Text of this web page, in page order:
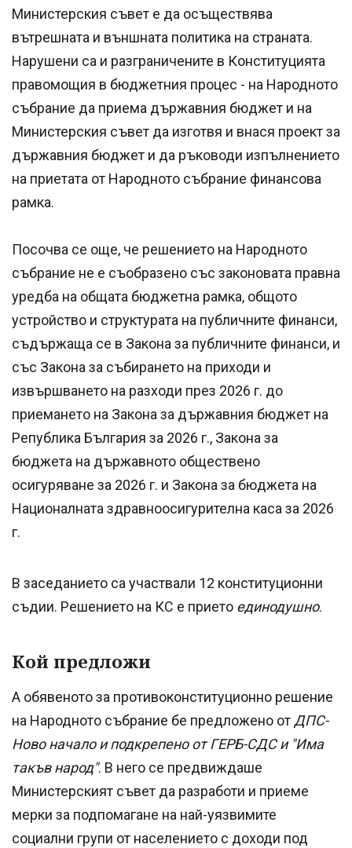
Министерския съвет е да осъществява
вътрешната и външната политика на страната.
Нарушени са и разграничените в Конституцията
правомощия в бюджетния процес - на Народното
събрание да приема държавния бюджет и на
Министерския съвет да изготвя и внася проект за
държавния бюджет и да ръководи изпълнението
на приетата от Народното събрание финансова
рамка.
Посочва се още, че решението на Народното
събрание не е съобразено със законовата правна
уредба на общата бюджетна рамка, общото
устройство и структурата на публичните финанси,
съдържаща се в Закона за публичните финанси, и
със Закона за събирането на приходи и
извършването на разходи през 2026 г. до
приемането на Закона за държавния бюджет на
Република България за 2026 г., Закона за
бюджета на държавното обществено
осигуряване за 2026 г. и Закона за бюджета на
Националната здравноосигурителна каса за 2026
г.
В заседанието са участвали 12 конституционни
съдии. Решението на КС е прието единодушно.
Кой предложи
А обявеното за противоконституционно решение
на Народното събрание бе предложено отДПС-
Ново начало и подкрепено от ГЕРБ-СДС и "Има
такъв народ". В него се предвиждаше
Министерският съвет да разработи и приеме
мерки за подпомагане на най-уязвимите
социални групи от населението с доходи под